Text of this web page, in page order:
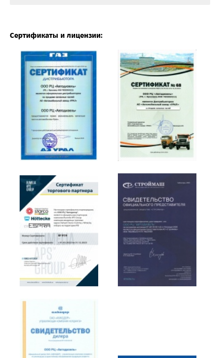
Сертификаты и лицензии: